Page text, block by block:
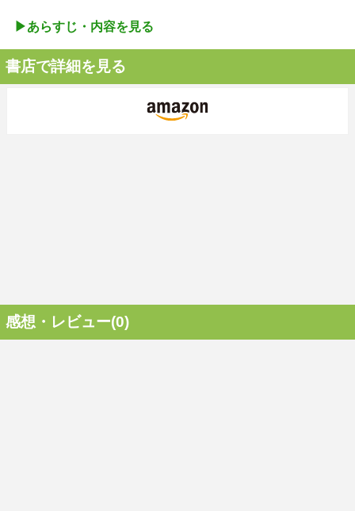
▶︎あらすじ・内容を見る
書店で詳細を見る
感想・レビュー(0)